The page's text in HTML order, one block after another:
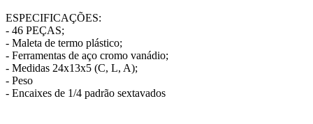
ESPECIFICAÇÕES:
- 46 PEÇAS;
- Maleta de termo plástico;
- Ferramentas de aço cromo vanádio;
- Medidas 24x13x5 (C, L, A);
- Peso
- Encaixes de 1/4 padrão sextavados